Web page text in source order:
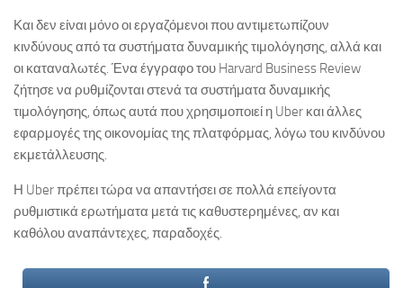
Και δεν είναι μόνο οι εργαζόμενοι που αντιμετωπίζουν
κινδύνους από τα συστήματα δυναμικής τιμολόγησης, αλλά και
οι καταναλωτές. Ένα έγγραφο του Harvard Business Review
ζήτησε να ρυθμίζονται στενά τα συστήματα δυναμικής
τιμολόγησης, όπως αυτά που χρησιμοποιεί η Uber και άλλες
εφαρμογές της οικονομίας της πλατφόρμας, λόγω του κινδύνου
εκμετάλλευσης.
Η Uber πρέπει τώρα να απαντήσει σε πολλά επείγοντα
ρυθμιστικά ερωτήματα μετά τις καθυστερημένες, αν και
καθόλου αναπάντεχες, παραδοχές.